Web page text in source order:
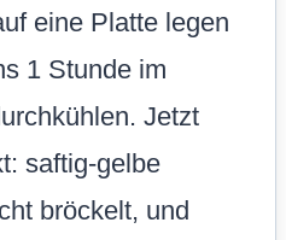
eine Platte legen
1 Stunde im
Jetzt
saftig-gelbe
bröckelt, und